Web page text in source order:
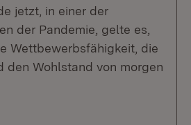
jetzt, in einer der
der Pandemie, gelte es,
Wettbewerbsfähigkeit, die
den Wohlstand von morgen